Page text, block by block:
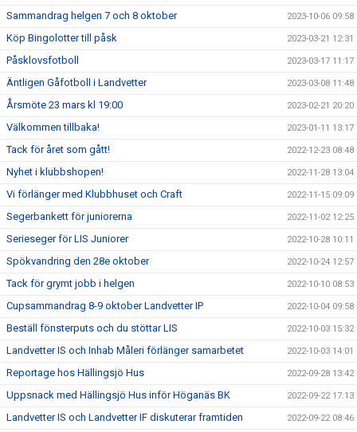
Sammandrag helgen 7 och 8 oktober 2023-10-06 09:58
Köp Bingolotter till påsk 2023-03-21 12:31
Påsklovsfotboll 2023-03-17 11:17
Äntligen Gåfotboll i Landvetter 2023-03-08 11:48
Årsmöte 23 mars kl 19:00 2023-02-21 20:20
Välkommen tillbaka! 2023-01-11 13:17
Tack för året som gått! 2022-12-23 08:48
Nyhet i klubbshopen! 2022-11-28 13:04
Vi förlänger med Klubbhuset och Craft 2022-11-15 09:09
Segerbankett för juniorerna 2022-11-02 12:25
Serieseger för LIS Juniorer 2022-10-28 10:11
Spökvandring den 28e oktober 2022-10-24 12:57
Tack för grymt jobb i helgen 2022-10-10 08:53
Cupsammandrag 8-9 oktober Landvetter IP 2022-10-04 09:58
Beställ fönsterputs och du stöttar LIS 2022-10-03 15:32
Landvetter IS och Inhab Måleri förlänger samarbetet 2022-10-03 14:01
Reportage hos Hällingsjö Hus 2022-09-28 13:42
Uppsnack med Hällingsjö Hus inför Höganäs BK 2022-09-22 17:13
Landvetter IS och Landvetter IF diskuterar framtiden 2022-09-22 08:46